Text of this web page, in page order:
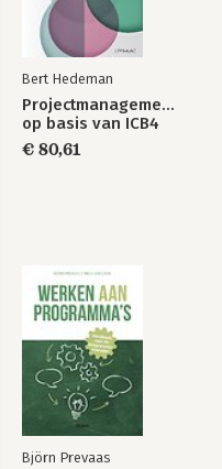
Bert Hedeman
Projectmanagement
op basis van ICB4
€ 80,61
Björn Prevaas